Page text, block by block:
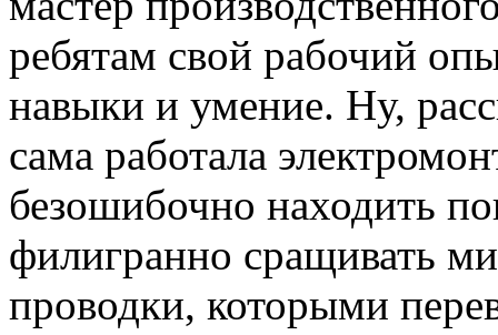
ребятам свой рабочий
навыки и умение. Ну,
сама работала
безошибочно находить
филигранно сращивать
проводки, которыми